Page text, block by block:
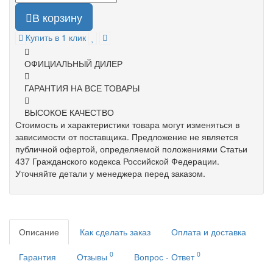
В корзину
Купить в 1 клик
ОФИЦИАЛЬНЫЙ ДИЛЕР
ГАРАНТИЯ НА ВСЕ ТОВАРЫ
ВЫСОКОЕ КАЧЕСТВО
Стоимость и характеристики товара могут изменяться в
зависимости от поставщика. Предложение не является
публичной офертой, определяемой положениями Статьи
437 Гражданского кодекса Российской Федерации.
Уточняйте детали у менеджера перед заказом.
Описание Как сделать заказ Оплата и доставка
Гарантия Отзывы 0 Вопрос - Ответ 0